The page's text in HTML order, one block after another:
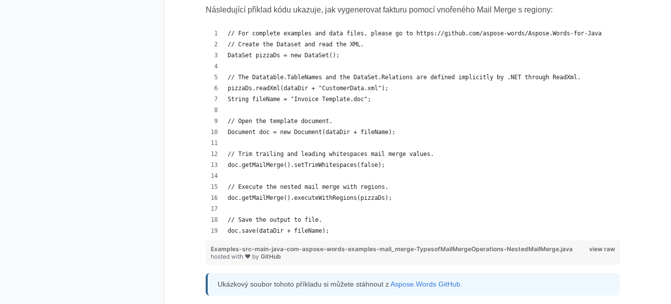
Následující příklad kódu ukazuje, jak vygenerovat fakturu pomocí vnořeného Mail Merge s regiony:
// For complete examples and data files, please go to https://github.com/aspose-words/Aspose.Words-for-Java
// Create the Dataset and read the XML.
DataSet pizzaDs = new DataSet();
// The Datatable.TableNames and the DataSet.Relations are defined implicitly by .NET through ReadXml.
pizzaDs.readXml(dataDir + "CustomerData.xml");
String fileName = "Invoice Template.doc";
// Open the template document.
Document doc = new Document(dataDir + fileName);
// Trim trailing and leading whitespaces mail merge values.
doc.getMailMerge().setTrimWhitespaces(false);
// Execute the nested mail merge with regions.
doc.getMailMerge().executeWithRegions(pizzaDs);
// Save the output to file.
doc.save(dataDir + fileName);
view raw
Examples-src-main-java-com-aspose-words-examples-mail_merge-TypesofMailMergeOperations-NestedMailMerge.java
hosted with ❤ by GitHub
Ukázkový soubor tohoto příkladu si můžete stáhnout zAspose.Words GitHub.